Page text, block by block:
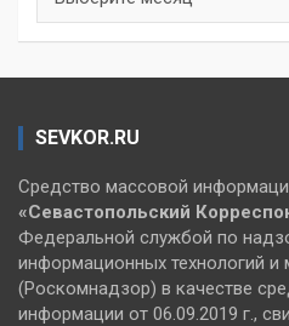
SEVKOR.RU
Средство массовой
«Севастопольский
Федеральной службой по
информационных технологий
(Роскомнадзор) в качестве
информации от 06.09.2019 г.,